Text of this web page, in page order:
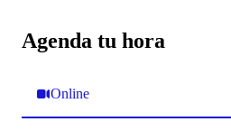
Agenda tu hora
Online